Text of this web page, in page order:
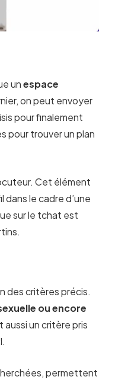
unespace
on peut envoyer
pour finalement
pour trouver un plan
Cet élément
dans le cadre d’une
sur le tchat est
des critères précis.
ou encore
aussi un critère pris
permettent